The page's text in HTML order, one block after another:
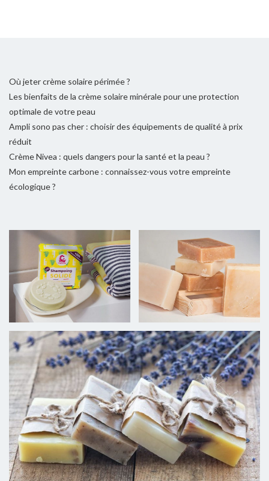
Où jeter crème solaire périmée ?
Les bienfaits de la crème solaire minérale pour une protection
optimale de votre peau
Ampli sono pas cher : choisir des équipements de qualité à prix
réduit
Crème Nivea : quels dangers pour la santé et la peau ?
Mon empreinte carbone : connaissez-vous votre empreinte
écologique ?